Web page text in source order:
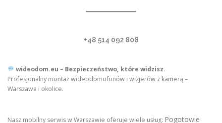
+48 514 092 808
wideodom.eu – Bezpieczeństwo, które widzisz.
Profesjonalny montaż wideodomofonów i wizjerów z kamerą –
Warszawa i okolice.
Nasz mobilny serwis w Warszawie oferuje wiele usług: Pogotowie